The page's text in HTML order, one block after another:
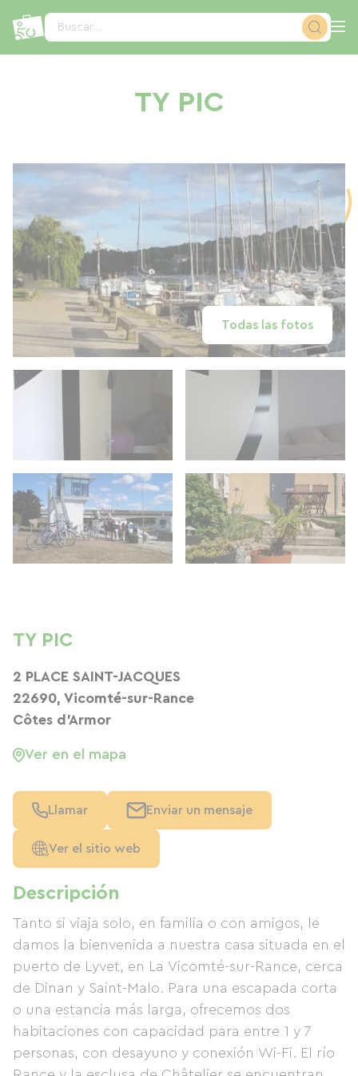
Buscar...
TY PIC
Todas las fotos
Descripción
Tanto si viaja solo, en familia o con amigos, le
damos la bienvenida a nuestra casa situada en el
puerto de Lyvet, en La Vicomté-sur-Rance, cerca
de Dinan y Saint-Malo. Para una escapada corta
o una estancia más larga, ofrecemos dos
habitaciones con capacidad para entre 1 y 7
personas, con desayuno y conexión Wi-Fi. El río
TY PIC
2 PLACE SAINT-JACQUES
22690, Vicomté-sur-Rance
Côtes d'Armor
Ver en el mapa
Llamar Enviar un mensaje
Ver el sitio web
Panel de gestión de cookies